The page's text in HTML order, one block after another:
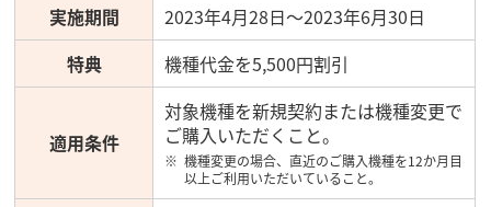
実施期間
2023年4月28日～2023年6月30日
特典
機種代金を5,500円割引
適用条件
対象機種を新規契約または機種変更で
ご購入いただくこと。
機種変更の場合、直近のご購入機種を12か月目
以上ご利用いただいていること。